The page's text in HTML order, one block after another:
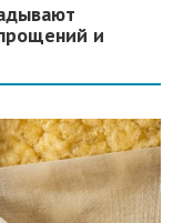
и